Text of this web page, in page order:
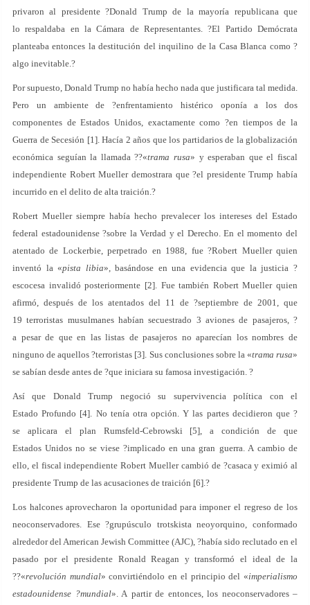
privaron al presidente ?Donald Trump de la mayoría republicana que
lo respaldaba en la Cámara de Representantes. ?El Partido Demócrata
planteaba entonces la destitución del inquilino de la Casa Blanca como ?
algo inevitable.?
Por supuesto, Donald Trump no había hecho nada que justificara tal medida.
Pero un ambiente de ?enfrentamiento histérico oponía a los dos
componentes de Estados Unidos, exactamente como ?en tiempos de la
Guerra de Secesión [1]. Hacía 2 años que los partidarios de la globalización
económica seguían la llamada ??«trama rusa» y esperaban que el fiscal
independiente Robert Mueller demostrara que ?el presidente Trump había
incurrido en el delito de alta traición.?
Robert Mueller siempre había hecho prevalecer los intereses del Estado
federal estadounidense ?sobre la Verdad y el Derecho. En el momento del
atentado de Lockerbie, perpetrado en 1988, fue ?Robert Mueller quien
inventó la «pista libia», basándose en una evidencia que la justicia ?
escocesa invalidó posteriormente [2]. Fue también Robert Mueller quien
afirmó, después de los atentados del 11 de ?septiembre de 2001, que
19 terroristas musulmanes habían secuestrado 3 aviones de pasajeros, ?
a pesar de que en las listas de pasajeros no aparecían los nombres de
ninguno de aquellos ?terroristas [3]. Sus conclusiones sobre la «trama rusa»
se sabían desde antes de ?que iniciara su famosa investigación. ?
Así que Donald Trump negoció su supervivencia política con el
Estado Profundo [4]. No tenía otra opción. Y las partes decidieron que ?
se aplicara el plan Rumsfeld-Cebrowski [5], a condición de que
Estados Unidos no se viese ?implicado en una gran guerra. A cambio de
ello, el fiscal independiente Robert Mueller cambió de ?casaca y eximió al
presidente Trump de las acusaciones de traición [6].?
Los halcones aprovecharon la oportunidad para imponer el regreso de los
neoconservadores. Ese ?grupúsculo trotskista neoyorquino, conformado
alrededor del American Jewish Committee (AJC), ?había sido reclutado en el
pasado por el presidente Ronald Reagan y transformó el ideal de la
??«revolución mundial» convirtiéndolo en el principio del «imperialismo
estadounidense ?mundial». A partir de entonces, los neoconservadores –